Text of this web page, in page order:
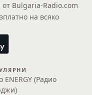
Bulgaria-Radio.com
на всяко
ENERGY (Радио